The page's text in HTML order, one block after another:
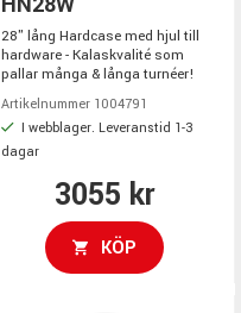
28" lång Hardcase med hjul till
hardware - Kalaskvalité som
pallar många & långa turnéer!
Artikelnummer 1004791
I webblager. Leveranstid 1-3
dagar
3055 kr
KÖP